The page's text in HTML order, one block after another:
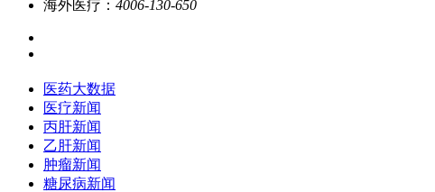
海外医疗： 4006-130-650
医药大数据
医疗新闻
丙肝新闻
乙肝新闻
肿瘤新闻
糖尿病新闻